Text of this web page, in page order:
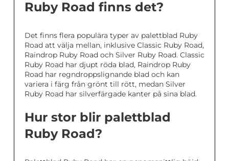
Ruby Road finns det?
Det finns flera populära typer av palettblad Ruby
Road att välja mellan, inklusive Classic Ruby Road,
Raindrop Ruby Road och Silver Ruby Road. Classic
Ruby Road har djupt röda blad, Raindrop Ruby
Road har regndroppslignande blad och kan
variera i färg från grönt till rött, medan Silver
Ruby Road har silverfärgade kanter på sina blad.
Hur stor blir palettblad
Ruby Road?